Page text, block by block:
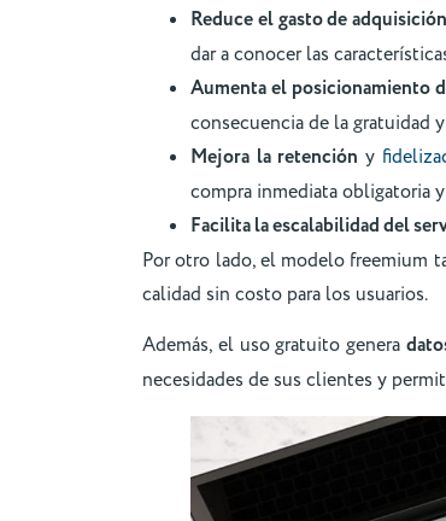
Reduce el gasto de
dar a conocer las
Aumenta el posicionamiento
consecuencia de la gratuidad
Mejora la retención y
compra inmediata obligatoria
Facilita la escalabilidad del
Por otro lado, el modelo freemium
calidad sin costo para los usuarios.
Además, el uso gratuito genera
necesidades de sus clientes y